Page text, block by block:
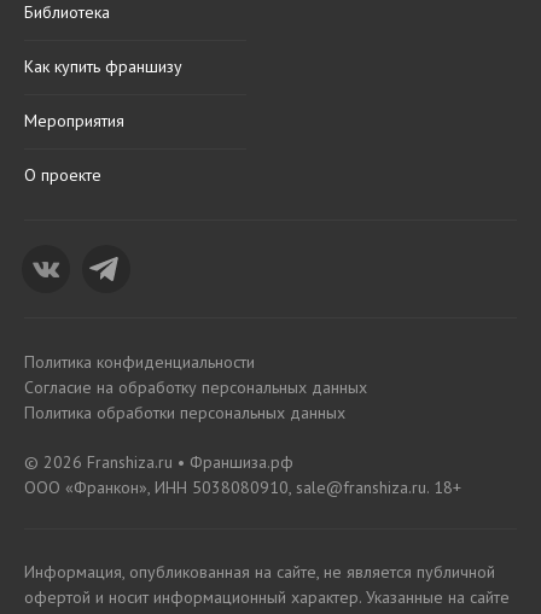
Библиотека
Как купить франшизу
Мероприятия
О проекте
Политика конфиденциальности
Согласие на обработку персональных данных
Политика обработки персональных данных
© 2026 Franshiza.ru • Франшиза.рф
ООО «Франкон», ИНН 5038080910, sale@franshiza.ru. 18+
Информация, опубликованная на сайте, не является публичной
офертой и носит информационный характер. Указанные на сайте